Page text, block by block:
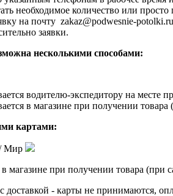
необходимое количество или
на почту zakaz@podwesnie-
заявки.
несколькими способами:
водителю-экспедитору на месте
в магазине при получении
картами:
Мир
в магазине при получении товара (при
доставкой - карты не принимаются,